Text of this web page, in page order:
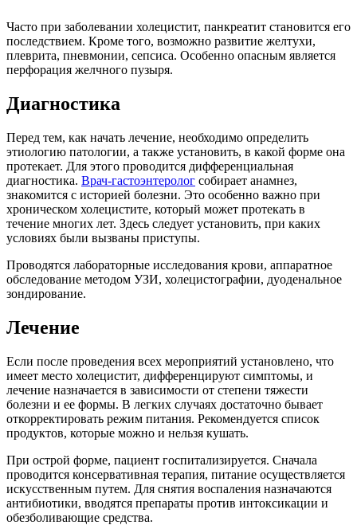
Часто при заболевании холецистит, панкреатит становится его
последствием. Кроме того, возможно развитие желтухи,
плеврита, пневмонии, сепсиса. Особенно опасным является
перфорация желчного пузыря.
Диагностика
Перед тем, как начать лечение, необходимо определить
этиологию патологии, а также установить, в какой форме она
протекает. Для этого проводится дифференциальная
диагностика. Врач-гастоэнтеролог собирает анамнез,
знакомится с историей болезни. Это особенно важно при
хроническом холецистите, который может протекать в
течение многих лет. Здесь следует установить, при каких
условиях были вызваны приступы.
Проводятся лабораторные исследования крови, аппаратное
обследование методом УЗИ, холецистографии, дуоденальное
зондирование.
Лечение
Если после проведения всех мероприятий установлено, что
имеет место холецистит, дифференцируют симптомы, и
лечение назначается в зависимости от степени тяжести
болезни и ее формы. В легких случаях достаточно бывает
откорректировать режим питания. Рекомендуется список
продуктов, которые можно и нельзя кушать.
При острой форме, пациент госпитализируется. Сначала
проводится консервативная терапия, питание осуществляется
искусственным путем. Для снятия воспаления назначаются
антибиотики, вводятся препараты против интоксикации и
обезболивающие средства.